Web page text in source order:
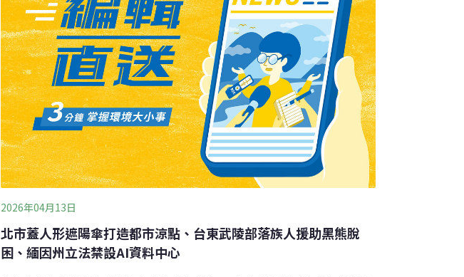
2026年04月13日
北市蓋人形遮陽傘打造都市涼點、台東武陵部落族人援助黑熊脫
困、緬因州立法禁設AI資料中心